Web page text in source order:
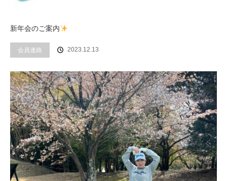
新年会のご案内
会員連絡 2023.12.13